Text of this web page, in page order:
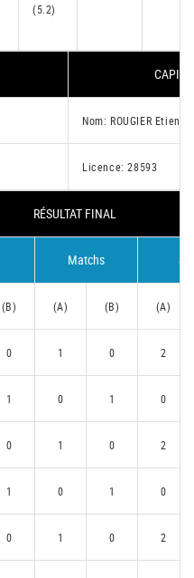
(5.2)
Nom: ROUGIER Etienne
Licence: 28593
RÉSULTAT FINAL
Matchs
(B) (A) (B) (A)
0 1 0 2
1 0 1 0
0 1 0 2
1 0 1 0
0 1 0 2